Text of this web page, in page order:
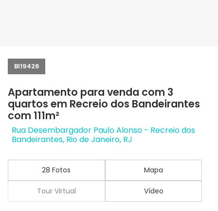
BI19426
Apartamento para venda com 3
quartos em Recreio dos Bandeirantes
com 111m²
Rua Desembargador Paulo Alonso - Recreio dos
Bandeirantes, Rio de Janeiro, RJ
28 Fotos Mapa
Tour Virtual Vídeo